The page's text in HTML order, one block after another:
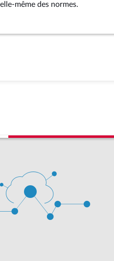
même des normes.